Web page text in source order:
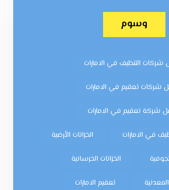
وسوم
شركات التنظيف في الامارات
شركات تعقيم في الامارات
شركة تعقيم في الامارات
في الامارات الخزانات الأرضية
الخزانات الخرسانية
تعقيم الامارات